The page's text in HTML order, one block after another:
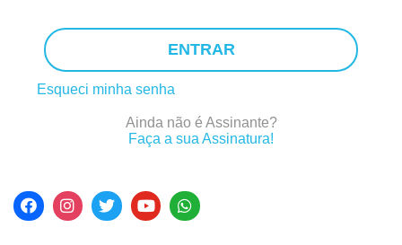
ENTRAR
Esqueci minha senha
Ainda não é Assinante?
Faça a sua Assinatura!